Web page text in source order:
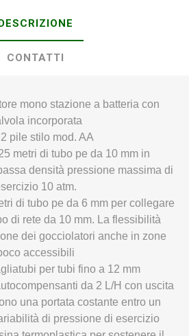
CONTATTI
mono stazione a batteria con
incorporata
pile stilo mod. AA
metri di tubo pe da 10 mm in
densità pressione massima di
10 atm.
di tubo pe da 6 mm per collegare
di rete da 10 mm. La flessibilità
dei gocciolatori anche in zone
accessibili
per tubi fino a 12 mm
da 2 L/H con uscita
una portata costante entro un
di pressione di esercizio